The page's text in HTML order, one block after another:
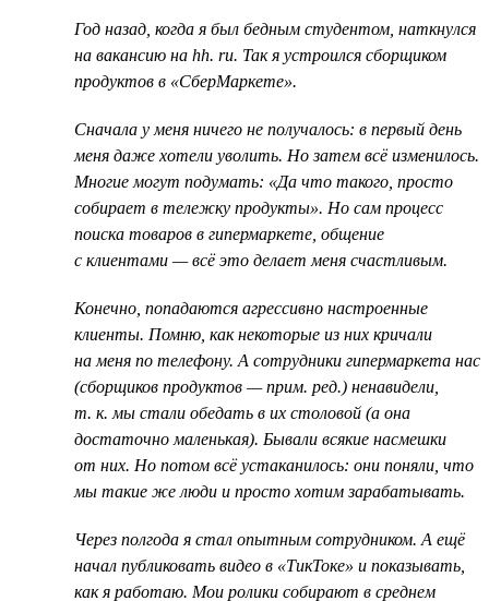
Год назад, когда я был бедным студентом, наткнулся
на вакансию на hh. ru. Так я устроился сборщиком
продуктов в «СберМаркете».
Cначала у меня ничего не получалось: в первый день
меня даже хотели уволить. Но затем всё изменилось.
Многие могут подумать: «Да что такого, просто
собирает в тележку продукты». Но сам процесс
поиска товаров в гипермаркете, общение
с клиентами — всё это делает меня счастливым.
Конечно, попадаются агрессивно настроенные
клиенты. Помню, как некоторые из них кричали
на меня по телефону. А сотрудники гипермаркета нас
(сборщиков продуктов — прим. ред.) ненавидели,
т. к. мы стали обедать в их столовой (а она
достаточно маленькая). Бывали всякие насмешки
от них. Но потом всё устаканилось: они поняли, что
мы такие же люди и просто хотим зарабатывать.
Через полгода я стал опытным сотрудником. А ещё
начал публиковать видео в «ТикТоке» и показывать,
как я работаю. Мои ролики собирают в среднем